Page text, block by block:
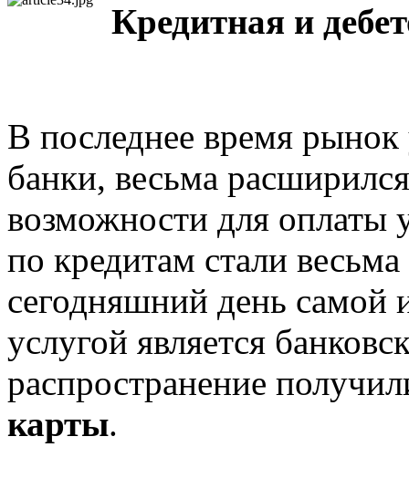
Кредитная и
В последнее время рынок
банки, весьма
возможности для оплаты
по кредитам стали
сегодняшний день самой
услугой является
распространение
карты.